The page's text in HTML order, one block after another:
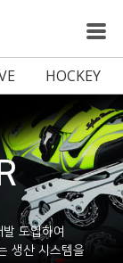
HOCKEY
도입하여
생산 시스템을